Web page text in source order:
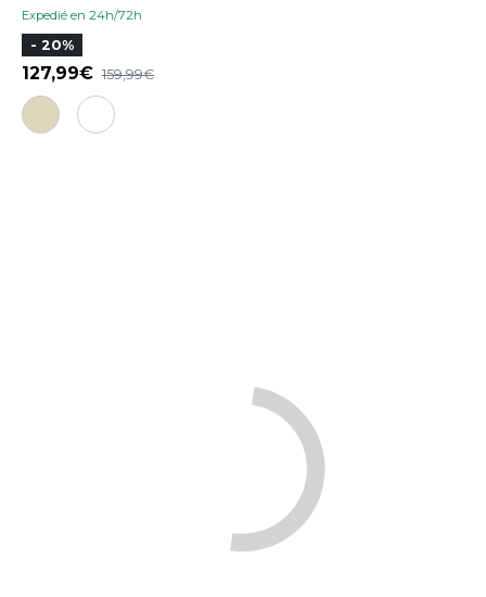
Expedié en 24h/72h
- 20%
127,99 159,99